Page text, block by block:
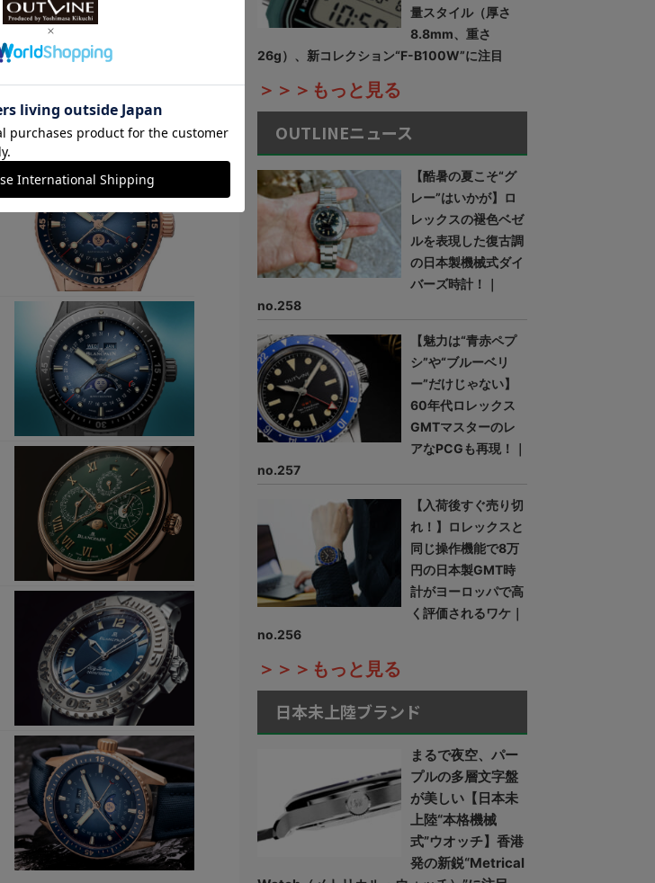
量スタイル（厚さ
8.8mm、重さ
26g）、新コレクション“F-B100W”に注目
＞＞＞もっと見る
OUTLINEニュース
【酷暑の夏こそ“グ
レー”はいかが】ロ
レックスの褪色ベゼ
ルを表現した復古調
の日本製機械式ダイ
バーズ時計！｜
no.258
【魅力は“青赤ペプ
シ”や“ブルーベリ
ー”だけじゃない】
60年代ロレックス
GMTマスターのレ
アなPCGも再現！｜
no.257
【入荷後すぐ売り切
れ！】ロレックスと
同じ操作機能で8万
円の日本製GMT時
計がヨーロッパで高
く評価されるワケ｜
no.256
＞＞＞もっと見る
日本未上陸ブランド
まるで夜空、パー
プルの多層文字盤
が美しい【日本未
上陸“本格機械
式”ウオッチ】香港
発の新鋭“Metrical